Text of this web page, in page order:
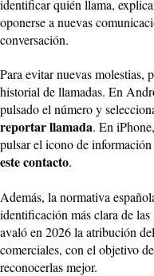
identificar quién llama,
oponerse a nuevas
conversación.
Para evitar nuevas molestias,
historial de llamadas. En
pulsado el número y
reportar llamada. En
pulsar el icono de
este contacto.
Además, la normativa
identificación más clara de
avaló en 2026 la atribución
comerciales, con el objetivo
reconocerlas mejor.